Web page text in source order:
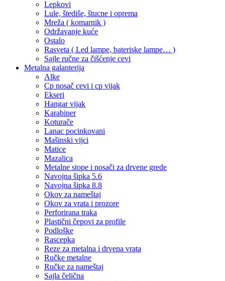
Lepkovi
Lule, štediše, štucne i oprema
Mreža ( komarnik )
Održavanje kuće
Ostalo
Rasveta ( Led lampe, bateriske lampe… )
Sajle ručne za čišćenje cevi
Metalna galanterija
Alke
Cp nosač cevi i cp vijak
Ekseri
Hangar vijak
Karabiner
Koturače
Lanac pocinkovani
Mašinski vijci
Matice
Mazalica
Metalne stope i nosači za drvene grede
Navojna šipka 5.6
Navojna šipka 8.8
Okov za nameštaj
Okov za vrata i prozore
Perforirana traka
Plastični čepovi za profile
Podloške
Rascepka
Reze za metalna i drvena vrata
Ručke metalne
Ručke za nameštaj
Sajla čelična